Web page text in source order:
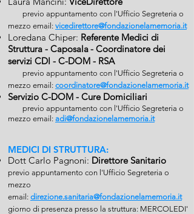
previo appuntamento con l'Ufficio Segreteria o
mezzo email: vicedirettore@fondazionelamemoria.it
Loredana Chiper: Referente Medici di
Struttura - Caposala​- Coordinatore dei
servizi CDI - C-DOM - RSA
previo appuntamento con l'Ufficio Segreteria o
mezzo email: coordinatore@fondazionelamemoria.it
Servizio C-DOM - CureDomiciliari
previo appuntamento con l'Ufficio Segreteria o
mezzo email: adi@fondazionelamemoria.it
MEDICI DI STRUTTURA:
Dott Carlo Pagnoni: Direttore Sanitario
previo appuntamento con l'Ufficio Segreteria o
mezzo
email: direzione.sanitaria@fondazionelamemoria.it
giorno di presenza presso la struttura: MERCOLEDI'